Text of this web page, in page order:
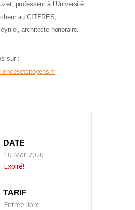
professeur à l’Université
au CITERES,
architecte honoraire.
sur :
DATE
10 Mar 2020
Expiré!
TARIF
Entrée libre